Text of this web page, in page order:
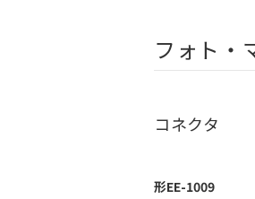
フォト・
コネクタ
形EE-1009